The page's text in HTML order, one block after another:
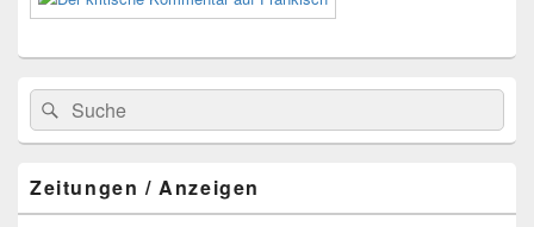
Suchen
nach:
Suchen
Zeitungen / Anzeigen